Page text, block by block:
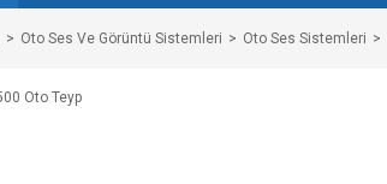
Oto Ses Ve Görüntü Sistemleri Oto Ses Sistemleri